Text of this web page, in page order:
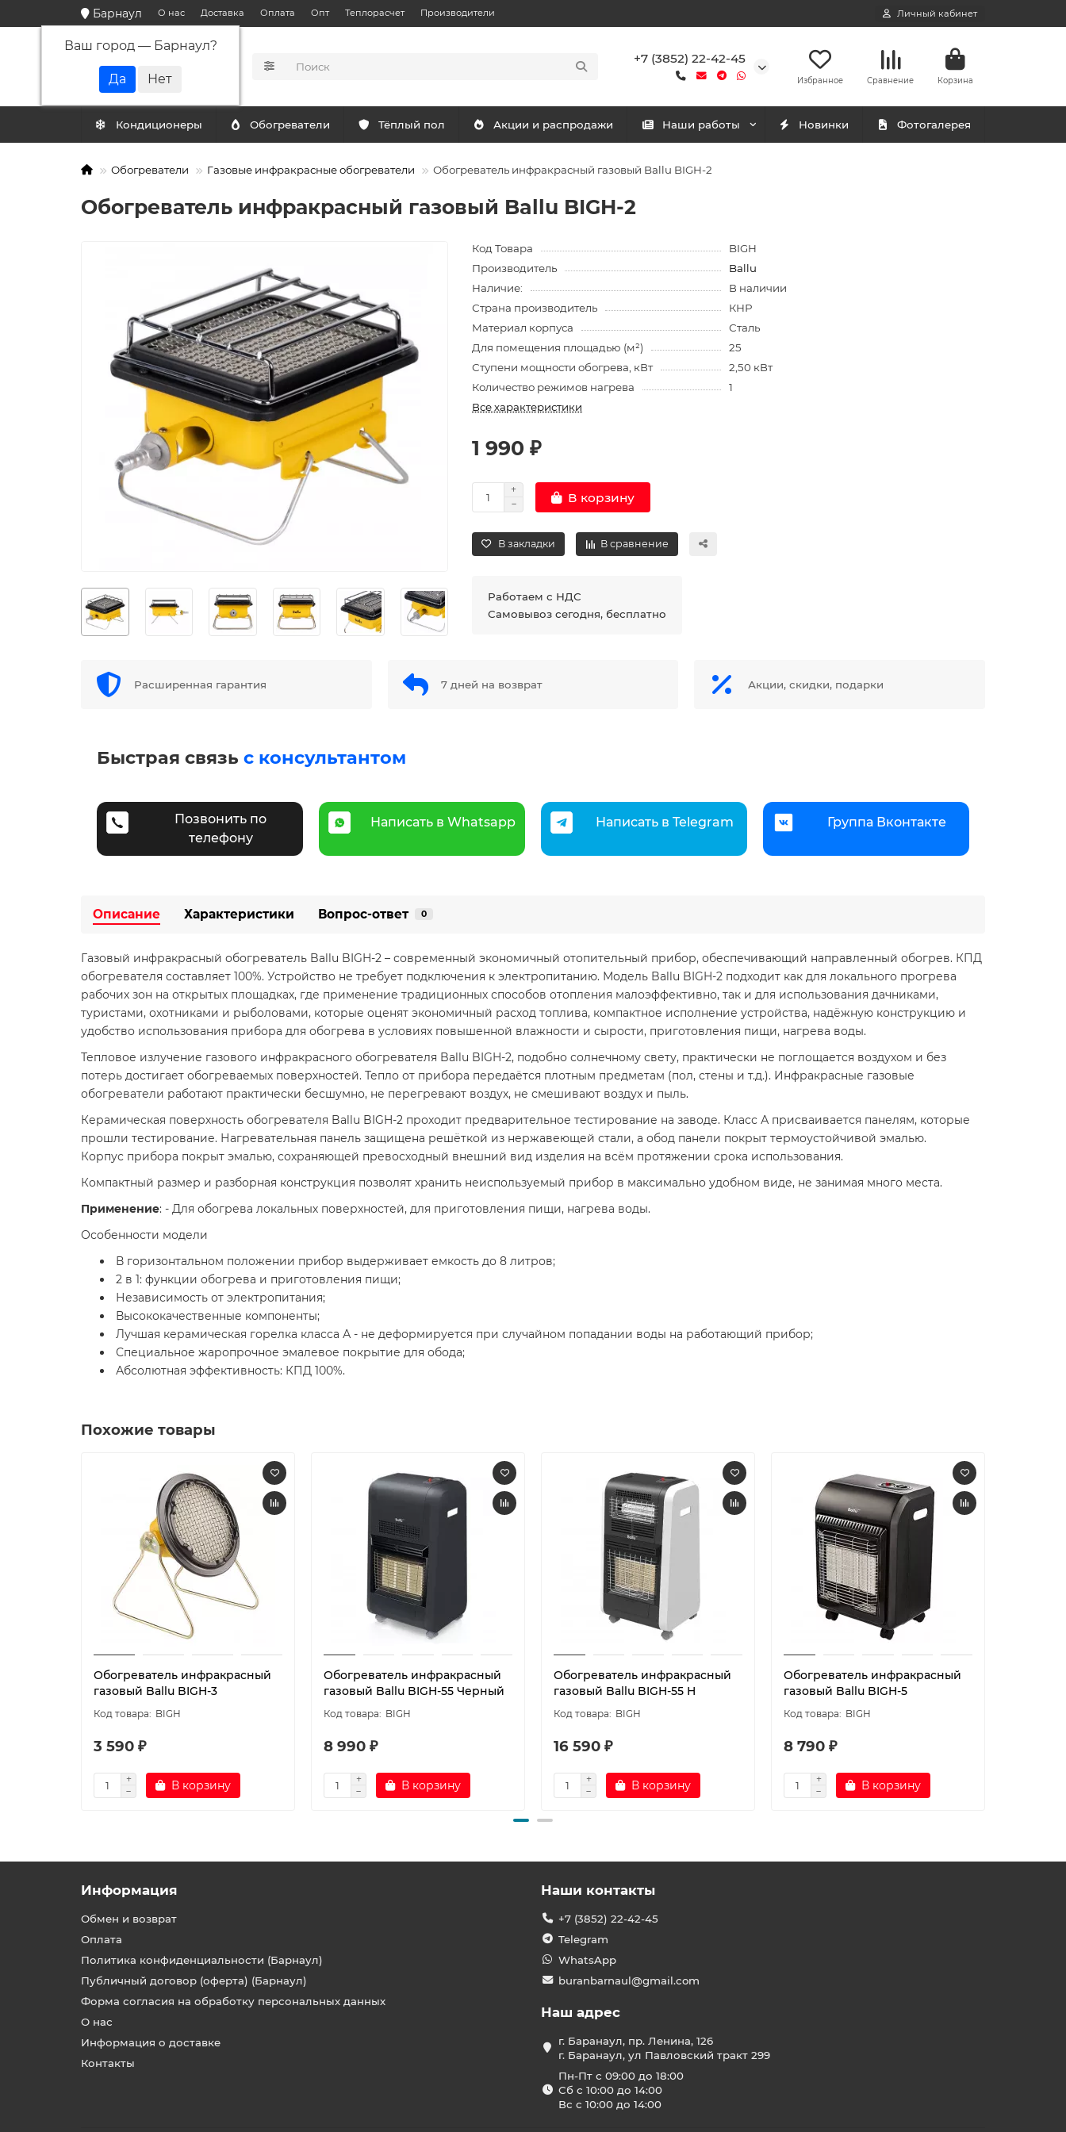
Барнаул
Ваш город — Барнаул?
О нас Доставка Оплата Опт Теплорасчет Производители Личный кабинет
+7 (3852) 22-42-45
Избранное Сравнение Корзина
Кондиционеры Обогреватели Тёплый пол Акции и распродажи Наши работы Новинки Фотогалерея
Обогреватели Газовые инфракрасные обогреватели Обогреватель инфракрасный газовый Ballu BIGH-2
Обогреватель инфракрасный газовый Ballu BIGH-2
Код Товара
BIGH
Производитель
Ballu
Наличие:
В наличии
Страна производитель
КНР
Материал корпуса
Сталь
Для помещения площадью (м²)
25
Ступени мощности обогрева, кВт
2,50 кВт
Количество режимов нагрева
1
Все характеристики
1 990 ₽
В корзину
В закладки В сравнение
Работаем с НДС
Самовывоз сегодня, бесплатно
Расширенная гарантия 7 дней на возврат Акции, скидки, подарки
Быстрая связь с консультантом
Позвонить по
телефону
Написать в Whatsapp Написать в Telegram Группа Вконтакте
Описание Характеристики Вопрос-ответ 0
Газовый инфракрасный обогреватель Ballu BIGH-2 – современный экономичный отопительный прибор, обеспечивающий направленный обогрев. КПД
обогревателя составляет 100%. Устройство не требует подключения к электропитанию. Модель Ballu BIGH-2 подходит как для локального прогрева
рабочих зон на открытых площадках, где применение традиционных способов отопления малоэффективно, так и для использования дачниками,
туристами, охотниками и рыболовами, которые оценят экономичный расход топлива, компактное исполнение устройства, надёжную конструкцию и
удобство использования прибора для обогрева в условиях повышенной влажности и сырости, приготовления пищи, нагрева воды.
Тепловое излучение газового инфракрасного обогревателя Ballu BIGH-2, подобно солнечному свету, практически не поглощается воздухом и без
потерь достигает обогреваемых поверхностей. Тепло от прибора передаётся плотным предметам (пол, стены и т.д.). Инфракрасные газовые
обогреватели работают практически бесшумно, не перегревают воздух, не смешивают воздух и пыль.
Керамическая поверхность обогревателя Ballu BIGH-2 проходит предварительное тестирование на заводе. Класс А присваивается панелям, которые
прошли тестирование. Нагревательная панель защищена решёткой из нержавеющей стали, а обод панели покрыт термоустойчивой эмалью.
Корпус прибора покрыт эмалью, сохраняющей превосходный внешний вид изделия на всём протяжении срока использования.
Компактный размер и разборная конструкция позволят хранить неиспользуемый прибор в максимально удобном виде, не занимая много места.
Применение: - Для обогрева локальных поверхностей, для приготовления пищи, нагрева воды.
Особенности модели
В горизонтальном положении прибор выдерживает емкость до 8 литров;
2 в 1: функции обогрева и приготовления пищи;
Независимость от электропитания;
Высококачественные компоненты;
Лучшая керамическая горелка класса А - не деформируется при случайном попадании воды на работающий прибор;
Специальное жаропрочное эмалевое покрытие для обода;
Абсолютная эффективность: КПД 100%.
Похожие товары
Обогреватель инфракрасный
газовый Ballu BIGH-3
BIGH
3 590 ₽
В корзину
Обогреватель инфракрасный
газовый Ballu BIGH-55 Черный
BIGH
8 990 ₽
В корзину
Обогреватель инфракрасный
газовый Ballu BIGH-55 H
BIGH
16 590 ₽
В корзину
Обогреватель инфракрасный
газовый Ballu BIGH-5
BIGH
8 790 ₽
В корзину
Информация
Обмен и возврат
Оплата
Политика конфиденциальности (Барнаул)
Публичный договор (оферта) (Барнаул)
Форма согласия на обработку персональных данных
О нас
Информация о доставке
Контакты
Наши контакты
+7 (3852) 22-42-45
Telegram
WhatsApp
buranbarnaul@gmail.com
Наш адрес
г. Баранаул, пр. Ленина, 126
г. Баранаул, ул Павловский тракт 299
Пн-Пт с 09:00 до 18:00
Сб с 10:00 до 14:00
Вс с 10:00 до 14:00